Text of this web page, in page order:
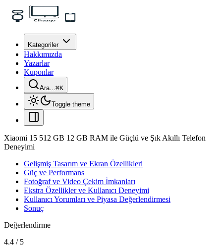
Kategoriler
Hakkımızda
Yazarlar
Kuponlar
Ara...⌘K
Toggle theme
Xiaomi 15 512 GB 12 GB RAM ile Güçlü ve Şık Akıllı Telefon
Deneyimi
Gelişmiş Tasarım ve Ekran Özellikleri
Güç ve Performans
Fotoğraf ve Video Çekim İmkanları
Ekstra Özellikler ve Kullanıcı Deneyimi
Kullanıcı Yorumları ve Piyasa Değerlendirmesi
Sonuç
Değerlendirme
4.4 / 5